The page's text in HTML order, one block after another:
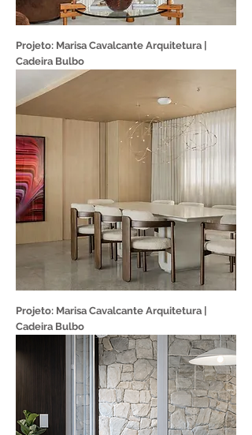
Projeto: Marisa Cavalcante Arquitetura |
Cadeira Bulbo
Projeto: Marisa Cavalcante Arquitetura |
Cadeira Bulbo